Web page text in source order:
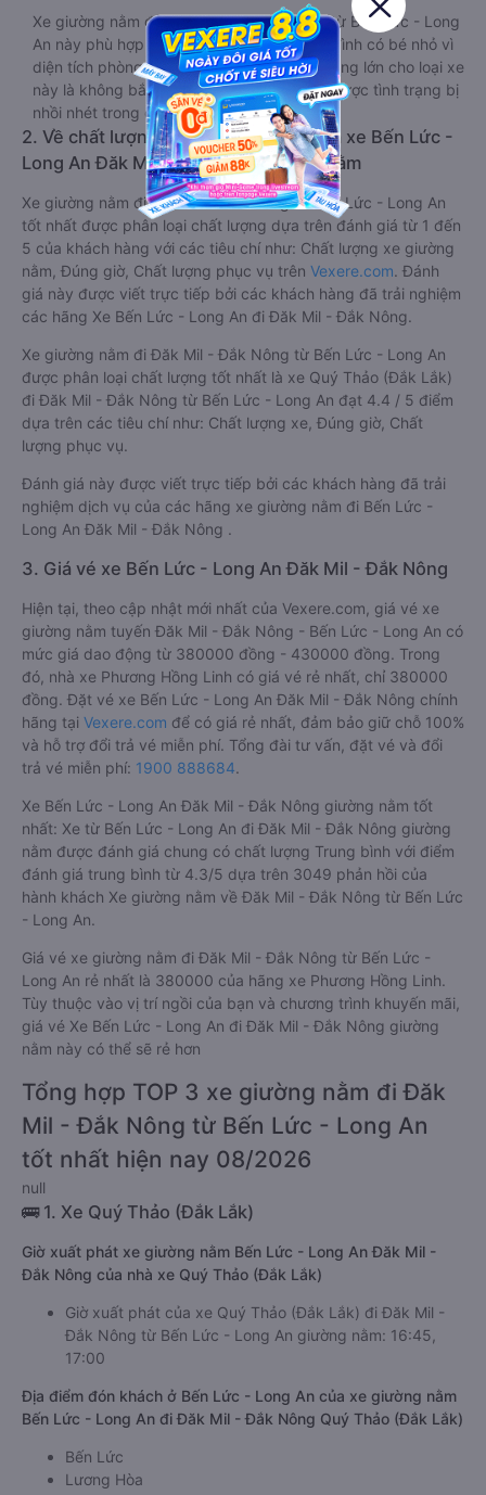
Xe giường nằm đôi đi Đăk Mil - Đắk Nông từ Bến Lức - Long
An này phù hợp cho các cặp đôi hoặc gia đình có bé nhỏ vì
diện tích phòng rộng, riêng tư. Một điểm cộng lớn cho loại xe
này là không bắt khách dọc đường, tránh được tình trạng bị
nhồi nhét trong quá trình di chuyển.
2. Về chất lượng, review, đánh giá nhà xe Bến Lức -
Long An Đăk Mil - Đắk Nông giường nằm
Xe giường nằm đi Đăk Mil - Đắk Nông từ Bến Lức - Long An
tốt nhất được phân loại chất lượng dựa trên đánh giá từ 1 đến
5 của khách hàng với các tiêu chí như: Chất lượng xe giường
nằm, Đúng giờ, Chất lượng phục vụ trên Vexere.com. Đánh
giá này được viết trực tiếp bởi các khách hàng đã trải nghiệm
các hãng Xe Bến Lức - Long An đi Đăk Mil - Đắk Nông.
Xe giường nằm đi Đăk Mil - Đắk Nông từ Bến Lức - Long An
được phân loại chất lượng tốt nhất là xe Quý Thảo (Đắk Lắk)
đi Đăk Mil - Đắk Nông từ Bến Lức - Long An đạt 4.4 / 5 điểm
dựa trên các tiêu chí như: Chất lượng xe, Đúng giờ, Chất
lượng phục vụ.
Đánh giá này được viết trực tiếp bởi các khách hàng đã trải
nghiệm dịch vụ của các hãng xe giường nằm đi Bến Lức -
Long An Đăk Mil - Đắk Nông .
3. Giá vé xe Bến Lức - Long An Đăk Mil - Đắk Nông
Hiện tại, theo cập nhật mới nhất của Vexere.com, giá vé xe
giường nằm tuyến Đăk Mil - Đắk Nông - Bến Lức - Long An có
mức giá dao động từ 380000 đồng - 430000 đồng. Trong
đó, nhà xe Phương Hồng Linh có giá vé rẻ nhất, chỉ 380000
đồng. Đặt vé xe Bến Lức - Long An Đăk Mil - Đắk Nông chính
hãng tại Vexere.com để có giá rẻ nhất, đảm bảo giữ chỗ 100%
và hỗ trợ đổi trả vé miễn phí. Tổng đài tư vấn, đặt vé và đổi
trả vé miễn phí: 1900 888684.
Xe Bến Lức - Long An Đăk Mil - Đắk Nông giường nằm tốt
nhất: Xe từ Bến Lức - Long An đi Đăk Mil - Đắk Nông giường
nằm được đánh giá chung có chất lượng Trung bình với điểm
đánh giá trung bình từ 4.3/5 dựa trên 3049 phản hồi của
hành khách Xe giường nằm về Đăk Mil - Đắk Nông từ Bến Lức
- Long An.
Giá vé xe giường nằm đi Đăk Mil - Đắk Nông từ Bến Lức -
Long An rẻ nhất là 380000 của hãng xe Phương Hồng Linh.
Tùy thuộc vào vị trí ngồi của bạn và chương trình khuyến mãi,
giá vé Xe Bến Lức - Long An đi Đăk Mil - Đắk Nông giường
nằm này có thể sẽ rẻ hơn
Tổng hợp TOP 3 xe giường nằm đi Đăk
Mil - Đắk Nông từ Bến Lức - Long An
tốt nhất hiện nay 08/2026
null
🚌 1. Xe Quý Thảo (Đắk Lắk)
Giờ xuất phát xe giường nằm Bến Lức - Long An Đăk Mil -
Đắk Nông của nhà xe Quý Thảo (Đắk Lắk)
Giờ xuất phát của xe Quý Thảo (Đắk Lắk) đi Đăk Mil -
Đắk Nông từ Bến Lức - Long An giường nằm: 16:45,
17:00
Địa điểm đón khách ở Bến Lức - Long An của xe giường nằm
Bến Lức - Long An đi Đăk Mil - Đắk Nông Quý Thảo (Đắk Lắk)
Bến Lức
Lương Hòa